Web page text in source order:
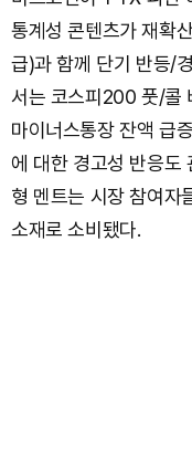
통계성 콘텐츠가 재확
급)과 함께 단기 반등/
서는 코스피200 풋/콜
마이너스통장 잔액 급
에 대한 경고성 반응도
형 멘트는 시장 참여자
소재로 소비됐다.